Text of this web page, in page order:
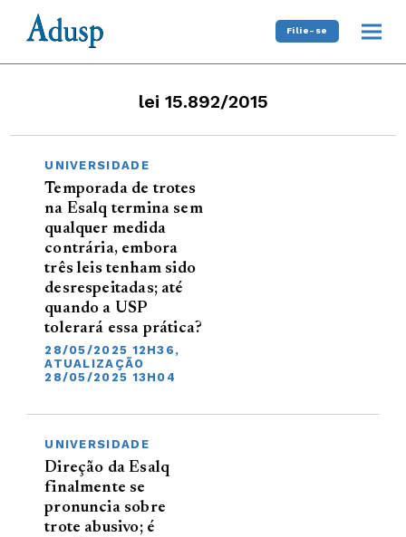
Filie-se
lei 15.892/2015
UNIVERSIDADE
Temporada de trotes
na Esalq termina sem
qualquer medida
contrária, embora
três leis tenham sido
desrespeitadas; até
quando a USP
tolerará essa prática?
28/05/2025 12H36,
ATUALIZAÇÃO
28/05/2025 13H04
UNIVERSIDADE
Direção da Esalq
finalmente se
pronuncia sobre
trote abusivo; é